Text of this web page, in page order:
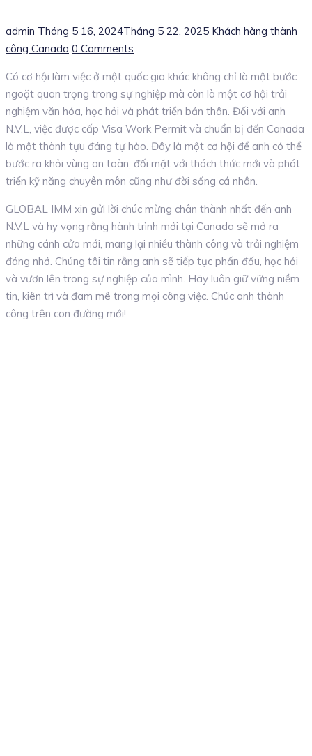
Author
admin Posted
on
Tháng 5 16, 2024Tháng 5 22, 2025 Categories
Khách hàng thành
công Canada 0 Comments
Có cơ hội làm việc ở một quốc gia khác không chỉ là một bước
ngoặt quan trọng trong sự nghiệp mà còn là một cơ hội trải
nghiệm văn hóa, học hỏi và phát triển bản thân. Đối với anh
N.V.L, việc được cấp Visa Work Permit và chuẩn bị đến Canada
là một thành tựu đáng tự hào. Đây là một cơ hội để anh có thể
bước ra khỏi vùng an toàn, đối mặt với thách thức mới và phát
triển kỹ năng chuyên môn cũng như đời sống cá nhân.
GLOBAL IMM xin gửi lời chúc mừng chân thành nhất đến anh
N.V.L và hy vọng rằng hành trình mới tại Canada sẽ mở ra
những cánh cửa mới, mang lại nhiều thành công và trải nghiệm
đáng nhớ. Chúng tôi tin rằng anh sẽ tiếp tục phấn đấu, học hỏi
và vươn lên trong sự nghiệp của mình. Hãy luôn giữ vững niềm
tin, kiên trì và đam mê trong mọi công việc. Chúc anh thành
công trên con đường mới!